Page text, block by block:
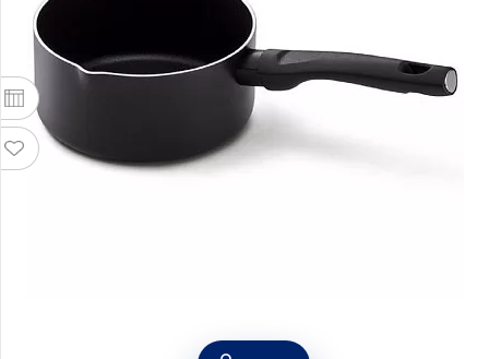
Ковш с антипригарным покрытием Twist 1,2